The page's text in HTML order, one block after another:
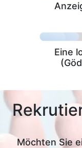
Eine
Möchten Sie